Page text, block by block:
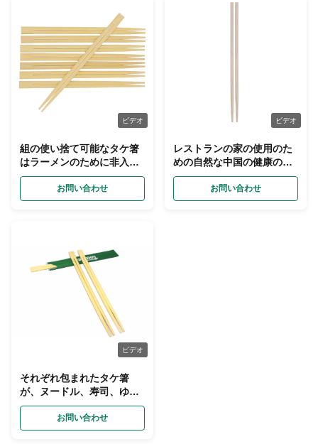
ビデオ
組の使い捨て可能なタケ箸
はラーメンのために非入れ
る
お問い合わせ
ビデオ
レストランの家の使用のた
めの自然な中国の健康の木
のタケ箸
お問い合わせ
ビデオ
それぞれ包まれたタケ箸
が、ヌードル、寿司、ゆで
団子を食べるのに使用する
ことができるお問い合わせ